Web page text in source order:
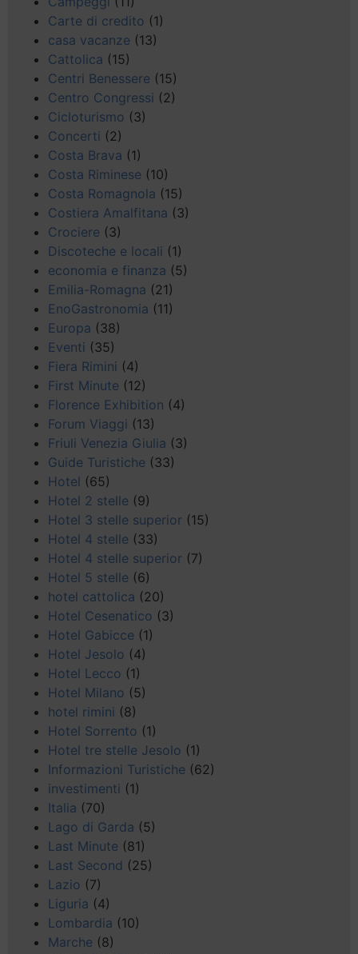
Carte di credito (1)
casa vacanze (13)
Cattolica (15)
Centri Benessere (15)
Centro Congressi (2)
Cicloturismo (3)
Concerti (2)
Costa Brava (1)
Costa Riminese (10)
Costa Romagnola (15)
Costiera Amalfitana (3)
Crociere (3)
Discoteche e locali (1)
economia e finanza (5)
Emilia-Romagna (21)
EnoGastronomia (11)
Europa (38)
Eventi (35)
Fiera Rimini (4)
First Minute (12)
Florence Exhibition (4)
Forum Viaggi (13)
Friuli Venezia Giulia (3)
Guide Turistiche (33)
Hotel (65)
Hotel 2 stelle (9)
Hotel 3 stelle superior (15)
Hotel 4 stelle (33)
Hotel 4 stelle superior (7)
Hotel 5 stelle (6)
hotel cattolica (20)
Hotel Cesenatico (3)
Hotel Gabicce (1)
Hotel Jesolo (4)
Hotel Lecco (1)
Hotel Milano (5)
hotel rimini (8)
Hotel Sorrento (1)
Hotel tre stelle Jesolo (1)
Informazioni Turistiche (62)
investimenti (1)
Italia (70)
Lago di Garda (5)
Last Minute (81)
Last Second (25)
Lazio (7)
Liguria (4)
Lombardia (10)
Marche (8)